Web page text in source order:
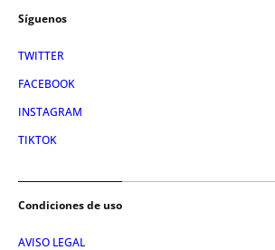
Síguenos
TWITTER
FACEBOOK
INSTAGRAM
TIKTOK
Condiciones de uso
AVISO LEGAL